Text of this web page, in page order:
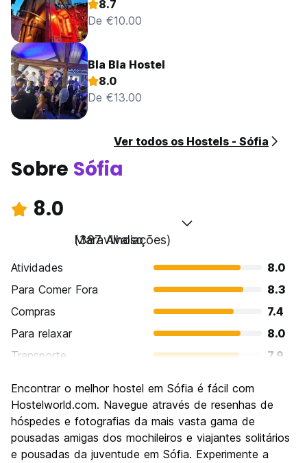
8.7
De €10.00
Bla Bla Hostel
8.0
De €13.00
Ver todos os Hostels - Sófia
Sobre Sófia
8.0
Maravilhoso
(387 Avaliações)
Atividades
8.0
Para Comer Fora
8.3
Compras
7.4
Para relaxar
8.0
Transporte
7.9
Cultura
8.0
Festas / vida noturna
Custo-beneficio
9.0
Encontrar o melhor hostel em Sófia é fácil com
Hostelworld.com. Navegue através de resenhas de
hóspedes e fotografias da mais vasta gama de
pousadas amigas dos mochileiros e viajantes solitários
e pousadas da juventude em Sófia. Experimente a